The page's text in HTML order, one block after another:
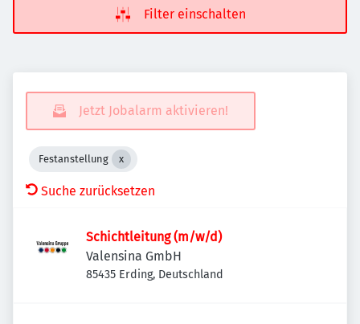
Filter einschalten
Jetzt Jobalarm aktivieren!
Festanstellung
Suche zurücksetzen
Schichtleitung (m/w/d)
Valensina GmbH
85435 Erding, Deutschland